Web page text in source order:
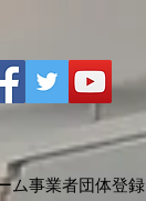
ム事業者団体登録